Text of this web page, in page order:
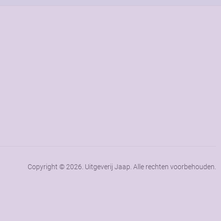
Copyright © 2026. Uitgeverij Jaap. Alle rechten voorbehouden.